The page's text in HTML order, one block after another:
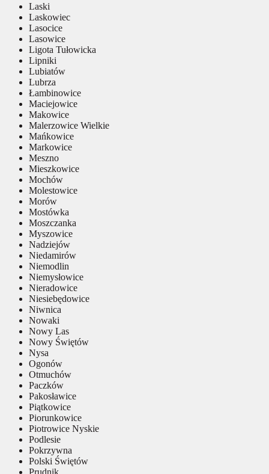
Laski
Laskowiec
Lasocice
Lasowice
Ligota Tułowicka
Lipniki
Lubiatów
Lubrza
Łambinowice
Maciejowice
Makowice
Malerzowice Wielkie
Mańkowice
Markowice
Meszno
Mieszkowice
Mochów
Molestowice
Morów
Mostówka
Moszczanka
Myszowice
Nadziejów
Niedamirów
Niemodlin
Niemysłowice
Nieradowice
Niesiebędowice
Niwnica
Nowaki
Nowy Las
Nowy Świętów
Nysa
Ogonów
Otmuchów
Paczków
Pakosławice
Piątkowice
Piorunkowice
Piotrowice Nyskie
Podlesie
Pokrzywna
Polski Świętów
Prudnik